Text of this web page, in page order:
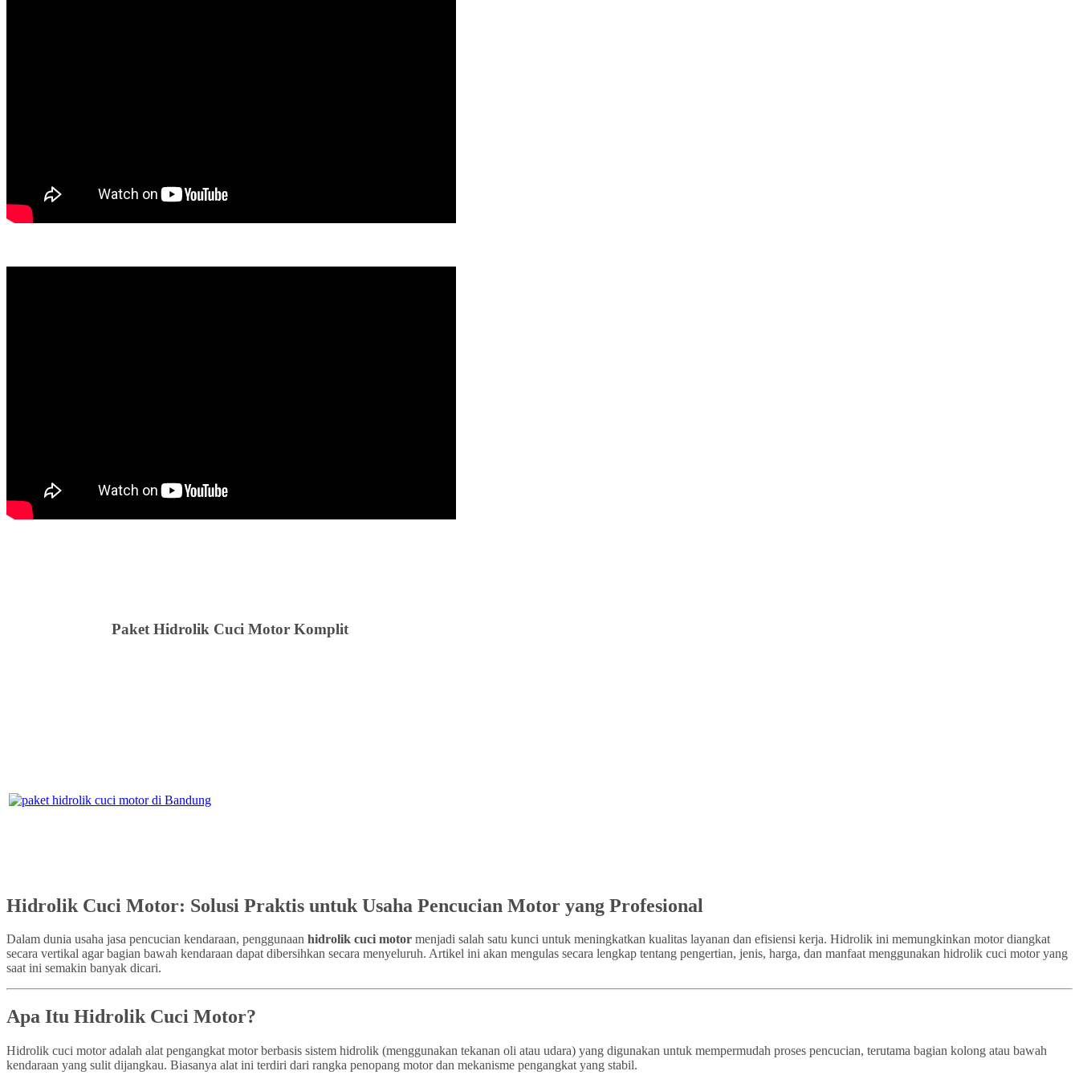
Paket Hidrolik Cuci Motor Komplit
Hidrolik Cuci Motor: Solusi Praktis untuk Usaha Pencucian Motor yang Profesional
Dalam dunia usaha jasa pencucian kendaraan, penggunaan hidrolik cuci motor menjadi salah satu kunci untuk meningkatkan kualitas layanan dan efisiensi kerja. Hidrolik ini memungkinkan motor diangkat
secara vertikal agar bagian bawah kendaraan dapat dibersihkan secara menyeluruh. Artikel ini akan mengulas secara lengkap tentang pengertian, jenis, harga, dan manfaat menggunakan hidrolik cuci motor yang
saat ini semakin banyak dicari.
Apa Itu Hidrolik Cuci Motor?
Hidrolik cuci motor adalah alat pengangkat motor berbasis sistem hidrolik (menggunakan tekanan oli atau udara) yang digunakan untuk mempermudah proses pencucian, terutama bagian kolong atau bawah
kendaraan yang sulit dijangkau. Biasanya alat ini terdiri dari rangka penopang motor dan mekanisme pengangkat yang stabil.